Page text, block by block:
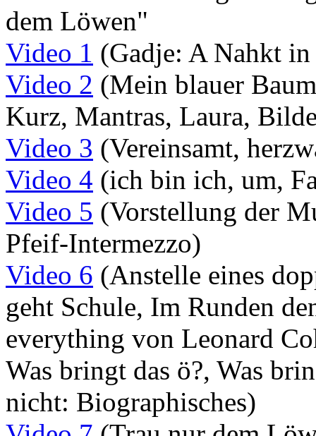
dem Löwen"
Video 1 (Gadje: A Nahkt in
Video 2 (Mein blauer
Kurz, Mantras, Laura,
Video 3 (Vereinsamt,
Video 4 (ich bin ich, um,
Video 5 (Vorstellung der
Pfeif-Intermezzo)
Video 6 (Anstelle eines
geht Schule, Im Runden
everything von Leonard
Was bringt das ö?, Was
nicht: Biographisches)